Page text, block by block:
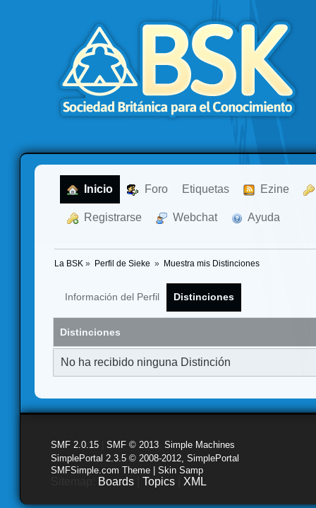
Inicio Foro Etiquetas Ezine
Registrarse Webchat Ayuda
La BSK » Perfil de Sieke » Muestra mis Distinciones
Información del Perfil Distinciones
Distinciones
No ha recibido ninguna Distinción
SMF 2.0.15 SMF © 2013 Simple Machines
SimplePortal 2.3.5 © 2008-2012, SimplePortal
SMFSimple.com Theme | Skin Samp
Boards Topics XML